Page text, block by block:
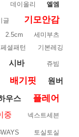
데이올리 엘엠
글 기모안감
2.5cm
세미부츠
셜패턴 기본레깅
시바 쥬빔
배기핏 원버
우스 플레어
중 넥스트세븐
토실토실